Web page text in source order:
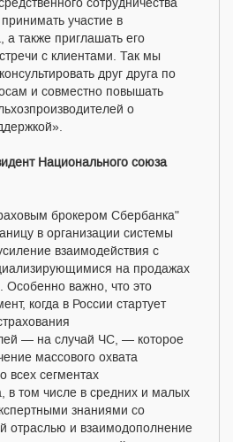
сотрудничества
участие в
также приглашать его
с клиентами. Так мы
друг друга по
и совместно повышать
о
Национального союза
брокером Сбербанка"
в организации системы
взаимодействия с
на продажах
Особенно важно, что это
когда в России стартует
— на случай ЧС, — которое
массового охвата
всех сегментах
в том числе в средних и малых
знаниями со
отраслью и взаимодополнение